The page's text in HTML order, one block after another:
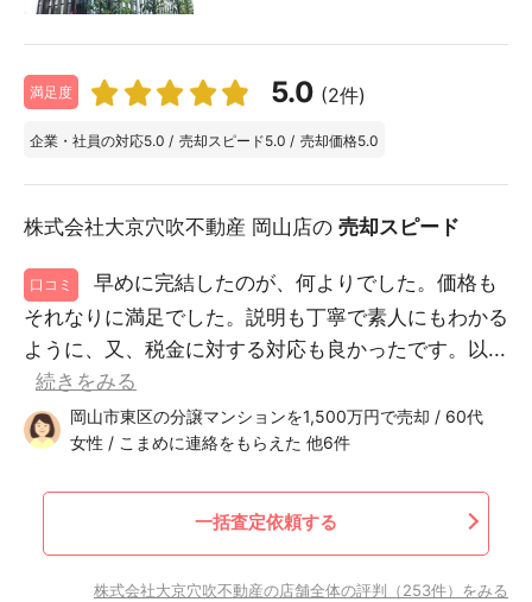
満足度 5.0 (2件)
企業・社員の対応5.0 / 売却スピード5.0 / 売却価格5.0
株式会社大京穴吹不動産 岡山店の 売却スピード
口コミ
早めに完結したのが、何よりでした。価格も
それなりに満足でした。説明も丁寧で素人にもわかる
ように、又、税金に対する対応も良かったです。以...
続きをみる
岡山市東区の分譲マンションを1,500万円で売却 / 60代
女性 / こまめに連絡をもらえた 他6件
一括査定依頼する
株式会社大京穴吹不動産の店舗全体の評判（253件）をみる